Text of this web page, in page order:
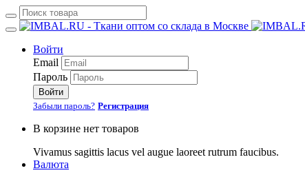
Войти
Email
Пароль
Войти
Забыли пароль? Регистрация
В корзине нет товаров
Vivamus sagittis lacus vel augue laoreet rutrum faucibus.
Валюта